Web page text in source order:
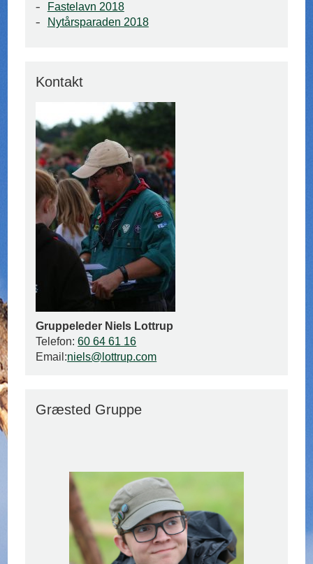
Fastelavn 2018
Nytårsparaden 2018
Kontakt
Gruppeleder Niels Lottrup
Telefon:60 64 61 16
Email:niels@lottrup.com
Græsted Gruppe